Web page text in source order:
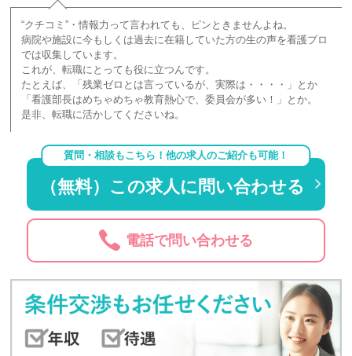
“クチコミ”・情報力って言われても、ピンときませんよね。
病院や施設に今もしくは過去に在籍していた方の生の声を看護プロ
では収集しています。
これが、転職にとっても役に立つんです。
たとえば、「残業ゼロとは言っているが、実際は・・・・」とか
「看護部長はめちゃめちゃ教育熱心で、委員会が多い！」とか。
是非、転職に活かしてくださいね。
質問・相談もこちら！他の求人のご紹介も可能！
（無料）この求人に問い合わせる
電話で問い合わせる